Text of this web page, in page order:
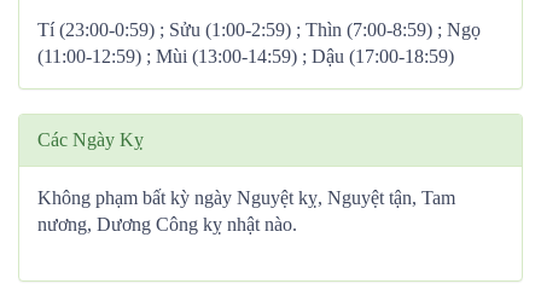
Tí (23:00-0:59) ; Sửu (1:00-2:59) ; Thìn (7:00-8:59) ; Ngọ
(11:00-12:59) ; Mùi (13:00-14:59) ; Dậu (17:00-18:59)
Các Ngày Kỵ
Không phạm bất kỳ ngày Nguyệt kỵ, Nguyệt tận, Tam
nương, Dương Công kỵ nhật nào.